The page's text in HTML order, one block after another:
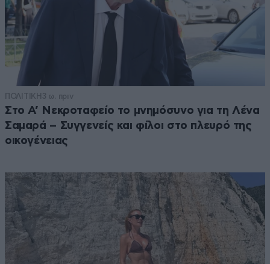
ΠΟΛΙΤΙΚΗ 3 ω. πριν
Στο Α’ Νεκροταφείο το μνημόσυνο για τη Λένα
Σαμαρά – Συγγενείς και φίλοι στο πλευρό της
οικογένειας